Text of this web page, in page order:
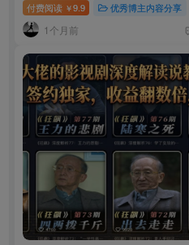
付费阅读 ￥9.9 优秀博主内容分享
1个月前